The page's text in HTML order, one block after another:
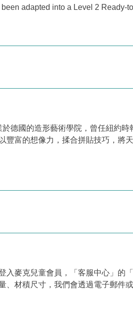
adapted into a Level 2
德國的造形藝術學院，曾任紐約
豐富的想像力，揉合拼貼技巧，
入麥克兒童會員，「客服中心」的
、材積尺寸，我們會透過電子郵件